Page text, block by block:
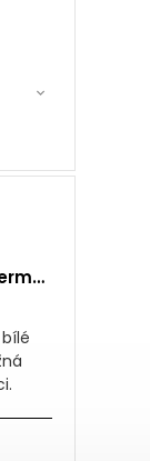
HABANERO YELLOW 100ml fermentovaná omáčka